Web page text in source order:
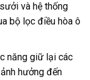
và hệ thống
bộ lọc điều hòa ô
năng giữ lại các
hưởng đến